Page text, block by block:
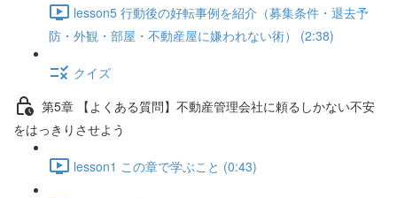
lesson5 行動後の好転事例を紹介（募集条件・退去予
防・外観・部屋・不動産屋に嫌われない術） (2:38)
クイズ
第5章 【よくある質問】不動産管理会社に頼るしかない不安
をはっきりさせよう
lesson1 この章で学ぶこと (0:43)